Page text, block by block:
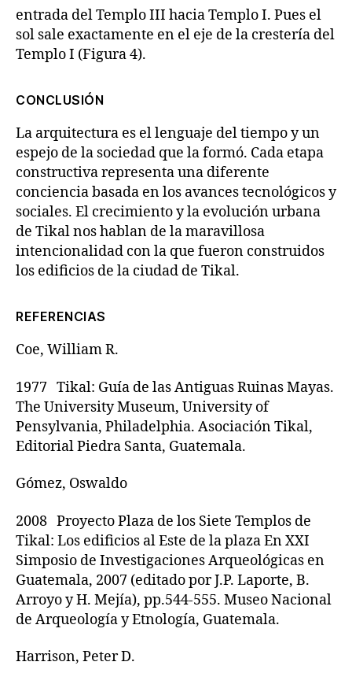
entrada del Templo III hacia Templo I. Pues el
sol sale exactamente en el eje de la crestería del
Templo I (Figura 4).
CONCLUSIÓN
La arquitectura es el lenguaje del tiempo y un
espejo de la sociedad que la formó. Cada etapa
constructiva representa una diferente
conciencia basada en los avances tecnológicos y
sociales. El crecimiento y la evolución urbana
de Tikal nos hablan de la maravillosa
intencionalidad con la que fueron construidos
los edificios de la ciudad de Tikal.
REFERENCIAS
Coe, William R.
1977 Tikal: Guía de las Antiguas Ruinas Mayas.
The University Museum, University of
Pensylvania, Philadelphia. Asociación Tikal,
Editorial Piedra Santa, Guatemala.
Gómez, Oswaldo
2008 Proyecto Plaza de los Siete Templos de
Tikal: Los edificios al Este de la plaza En XXI
Simposio de Investigaciones Arqueológicas en
Guatemala, 2007 (editado por J.P. Laporte, B.
Arroyo y H. Mejía), pp.544-555. Museo Nacional
de Arqueología y Etnología, Guatemala.
Harrison, Peter D.